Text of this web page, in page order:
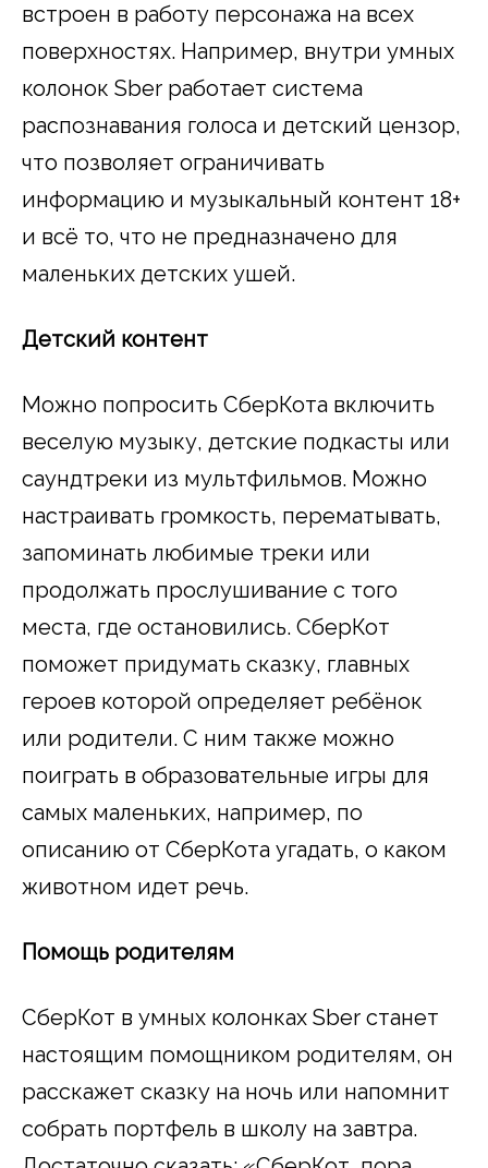
встроен в работу персонажа на всех
поверхностях. Например, внутри умных
колонок Sber работает система
распознавания голоса и детский цензор,
что позволяет ограничивать
информацию и музыкальный контент 18+
и всё то, что не предназначено для
маленьких детских ушей.
Детский контент
Можно попросить СберКота включить
веселую музыку, детские подкасты или
саундтреки из мультфильмов. Можно
настраивать громкость, перематывать,
запоминать любимые треки или
продолжать прослушивание с того
места, где остановились. СберКот
поможет придумать сказку, главных
героев которой определяет ребёнок
или родители. С ним также можно
поиграть в образовательные игры для
самых маленьких, например, по
описанию от СберКота угадать, о каком
животном идет речь.
Помощь родителям
СберКот в умных колонках Sber станет
настоящим помощником родителям, он
расскажет сказку на ночь или напомнит
собрать портфель в школу на завтра.